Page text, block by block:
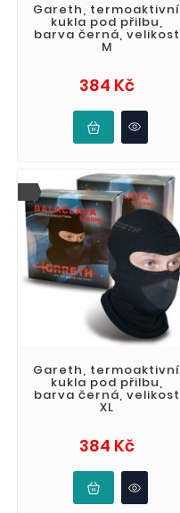
Gareth, termoaktivní
kukla pod přilbu,
barva černá, velikost
M
384 KčCena
Gareth, termoaktivní
kukla pod přilbu,
barva černá, velikost
XL
384 KčCena